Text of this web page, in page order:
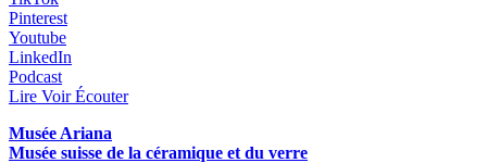
Pinterest
Youtube
LinkedIn
Podcast
Lire Voir Écouter
Musée Ariana
Musée suisse de la céramique et du verre